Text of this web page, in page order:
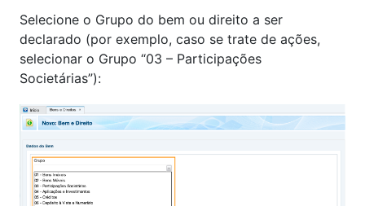
Selecione o Grupo do bem ou direito a ser
declarado (por exemplo, caso se trate de ações,
selecionar o Grupo “03 – Participações
Societárias”):